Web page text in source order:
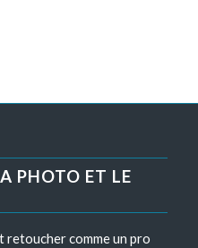
PHOTO ET LE
comme un pro